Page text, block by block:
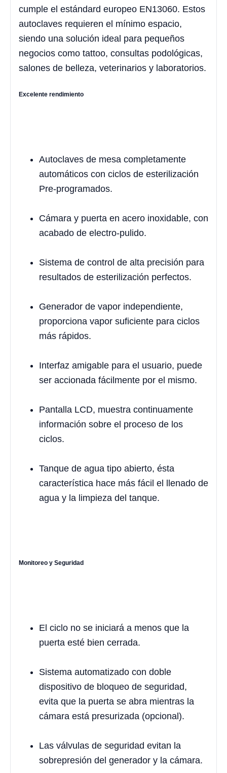
cumple el estándard europeo EN13060. Estos
autoclaves requieren el mínimo espacio,
siendo una solución ideal para pequeños
negocios como tattoo, consultas podológicas,
salones de belleza, veterinarios y laboratorios.
Excelente rendimiento
Autoclaves de mesa completamente
automáticos con ciclos de esterilización
Pre-programados.
Cámara y puerta en acero inoxidable, con
acabado de electro-pulido.
Sistema de control de alta precisión para
resultados de esterilización perfectos.
Generador de vapor independiente,
proporciona vapor suficiente para ciclos
más rápidos.
Interfaz amigable para el usuario, puede
ser accionada fácilmente por el mismo.
Pantalla LCD, muestra continuamente
información sobre el proceso de los
ciclos.
Tanque de agua tipo abierto, ésta
característica hace más fácil el llenado de
agua y la limpieza del tanque.
Monitoreo y Seguridad
El ciclo no se iniciará a menos que la
puerta esté bien cerrada.
Sistema automatizado con doble
dispositivo de bloqueo de seguridad,
evita que la puerta se abra mientras la
cámara está presurizada (opcional).
Las válvulas de seguridad evitan la
sobrepresión del generador y la cámara.